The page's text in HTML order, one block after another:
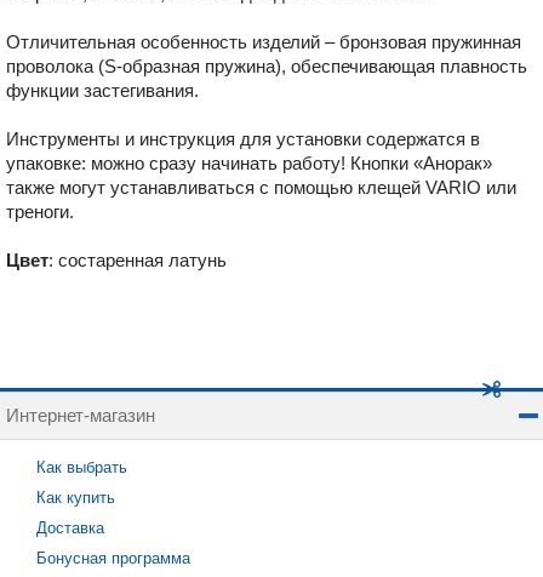
Отличительная особенность изделий – бронзовая пружинная
проволока (S-образная пружина), обеспечивающая плавность
функции застегивания.
Инструменты и инструкция для установки содержатся в
упаковке: можно сразу начинать работу! Кнопки «Анорак»
также могут устанавливаться с помощью клещей VARIO или
треноги.
Цвет: состаренная латунь
Интернет-магазин
Как выбрать
Как купить
Доставка
Бонусная программа